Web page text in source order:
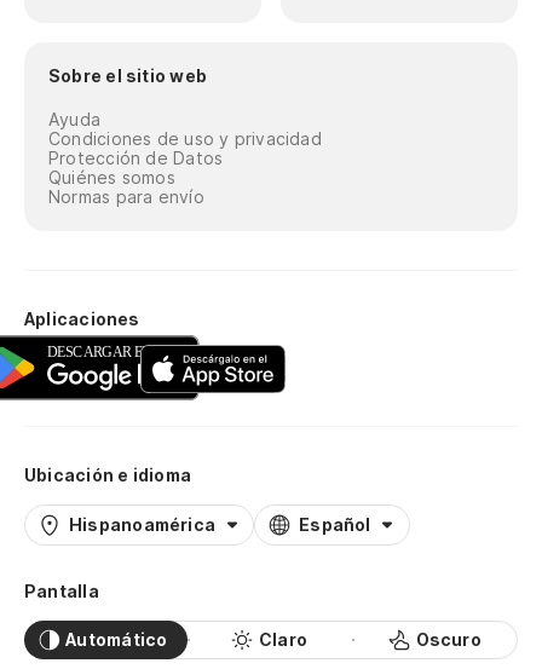
Sobre el sitio web
Ayuda
Condiciones de uso y privacidad
Protección de Datos
Quiénes somos
Normas para envío
Aplicaciones
Ubicación e idioma
Hispanoamérica Español
Pantalla
Automático Claro Oscuro